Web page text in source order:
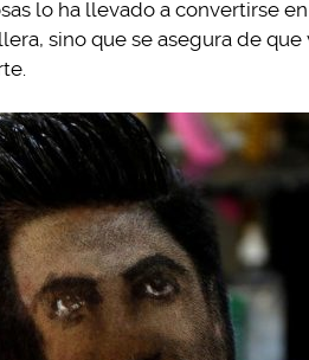
lo ha llevado a convertirse
sino que se asegura de